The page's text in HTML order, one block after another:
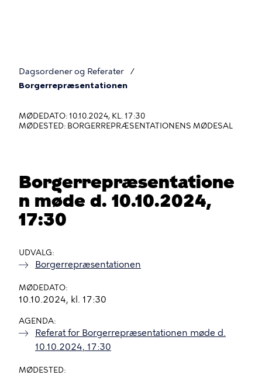
Du
her
Dagsordener og Referater
Borgerrepræsentationen
MØDEDATO: 10.10.2024, KL. 17:30
MØDESTED: BORGERREPRÆSENTATIONENS MØDESAL
Borgerrepræsentatione
n møde d. 10.10.2024,
17:30
UDVALG
Borgerrepræsentationen
MØDEDATO
10.10.2024, kl. 17:30
AGENDA
Referat for Borgerrepræsentationen møde d.
10.10.2024, 17:30
MØDESTED